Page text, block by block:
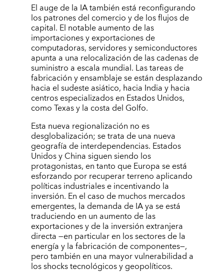
El auge de la IA también está reconfigurando
los patrones del comercio y de los flujos de
capital. El notable aumento de las
importaciones y exportaciones de
computadoras, servidores y semiconductores
apunta a una relocalización de las cadenas de
suministro a escala mundial. Las tareas de
fabricación y ensamblaje se están desplazando
hacia el sudeste asiático, hacia India y hacia
centros especializados en Estados Unidos,
como Texas y la costa del Golfo.
Esta nueva regionalización no es
desglobalización; se trata de una nueva
geografía de interdependencias. Estados
Unidos y China siguen siendo los
protagonistas, en tanto que Europa se está
esforzando por recuperar terreno aplicando
políticas industriales e incentivando la
inversión. En el caso de muchos mercados
emergentes, la demanda de IA ya se está
traduciendo en un aumento de las
exportaciones y de la inversión extranjera
directa —en particular en los sectores de la
energía y la fabricación de componentes—,
pero también en una mayor vulnerabilidad a
los shocks tecnológicos y geopolíticos.